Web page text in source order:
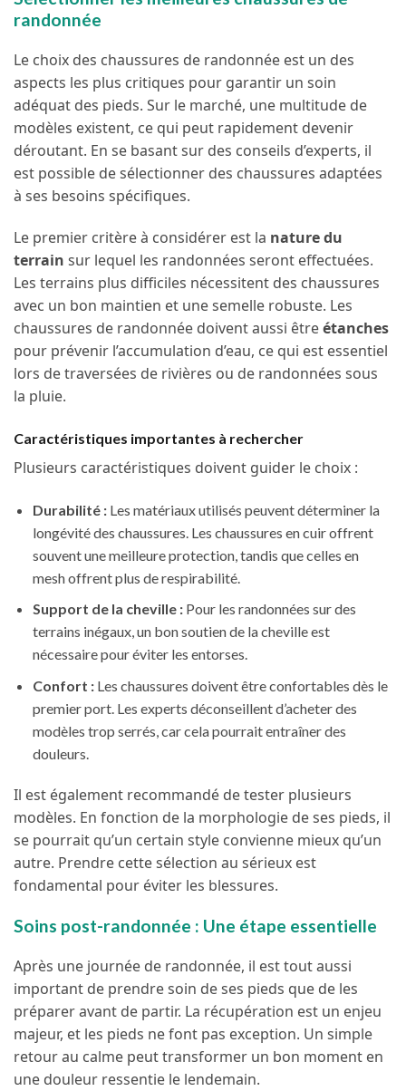
randonnée
Le choix des chaussures de randonnée est un des
aspects les plus critiques pour garantir un soin
adéquat des pieds. Sur le marché, une multitude de
modèles existent, ce qui peut rapidement devenir
déroutant. En se basant sur des conseils d’experts, il
est possible de sélectionner des chaussures adaptées
à ses besoins spécifiques.
Le premier critère à considérer est la nature du
terrain sur lequel les randonnées seront effectuées.
Les terrains plus difficiles nécessitent des chaussures
avec un bon maintien et une semelle robuste. Les
chaussures de randonnée doivent aussi êtreétanches
pour prévenir l’accumulation d’eau, ce qui est essentiel
lors de traversées de rivières ou de randonnées sous
la pluie.
Caractéristiques importantes à rechercher
Plusieurs caractéristiques doivent guider le choix :
Durabilité :Les matériaux utilisés peuvent déterminer la
longévité des chaussures. Les chaussures en cuir offrent
souvent une meilleure protection, tandis que celles en
mesh offrent plus de respirabilité.
Support de la cheville :Pour les randonnées sur des
terrains inégaux, un bon soutien de la cheville est
nécessaire pour éviter les entorses.
Confort :Les chaussures doivent être confortables dès le
premier port. Les experts déconseillent d’acheter des
modèles trop serrés, car cela pourrait entraîner des
douleurs.
Il est également recommandé de tester plusieurs
modèles. En fonction de la morphologie de ses pieds, il
se pourrait qu’un certain style convienne mieux qu’un
autre. Prendre cette sélection au sérieux est
fondamental pour éviter les blessures.
Soins post-randonnée : Une étape essentielle
Après une journée de randonnée, il est tout aussi
important de prendre soin de ses pieds que de les
préparer avant de partir. La récupération est un enjeu
majeur, et les pieds ne font pas exception. Un simple
retour au calme peut transformer un bon moment en
une douleur ressentie le lendemain.